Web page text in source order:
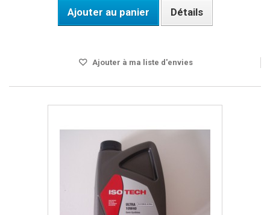
Ajouter au panier Détails
Ajouter à ma liste d'envies